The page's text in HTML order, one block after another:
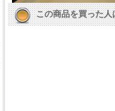
この商品を買った